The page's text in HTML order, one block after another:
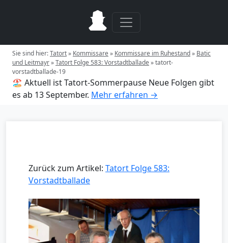
Sie sind hier:Tatort» Kommissare» Kommissare im Ruhestand» Batic
und Leitmayr»Tatort Folge 583: Vorstadtballade»tatort-
vorstadtballade-19
🏖️ Aktuell ist Tatort-Sommerpause Neue Folgen gibt
es ab 13 September. Mehr erfahren →
Zurück zum Artikel: Tatort Folge 583:
Vorstadtballade